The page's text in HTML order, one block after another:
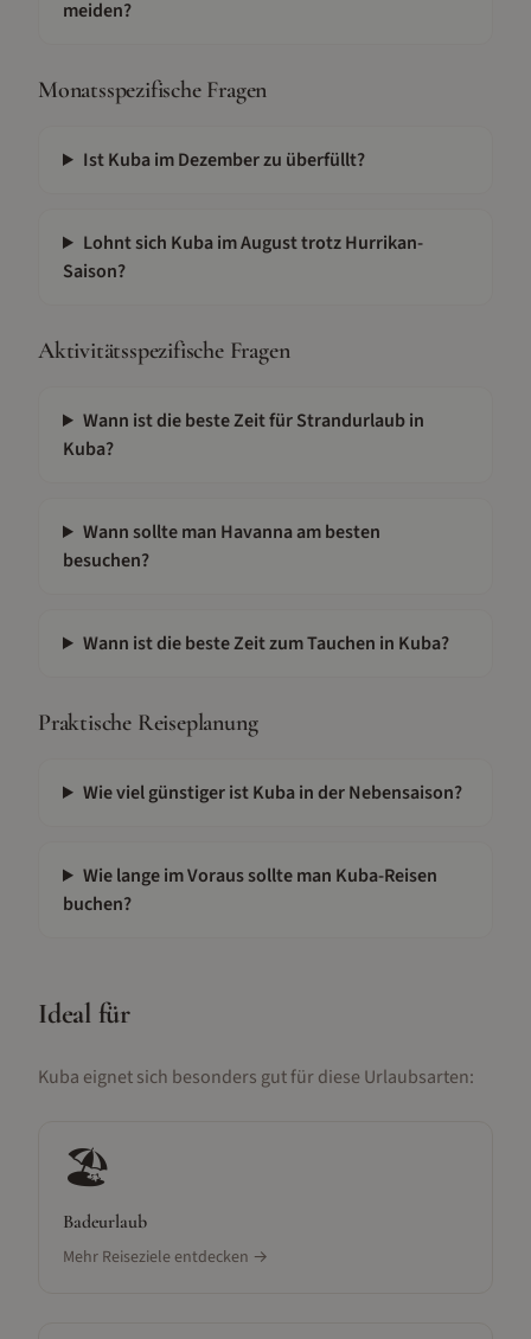
meiden?
Monatsspezifische Fragen
Ist Kuba im Dezember zu überfüllt?
Lohnt sich Kuba im August trotz Hurrikan-
Saison?
Aktivitätsspezifische Fragen
Wann ist die beste Zeit für Strandurlaub in
Kuba?
Wann sollte man Havanna am besten
besuchen?
Wann ist die beste Zeit zum Tauchen in Kuba?
Praktische Reiseplanung
Wie viel günstiger ist Kuba in der Nebensaison?
Wie lange im Voraus sollte man Kuba-Reisen
buchen?
Ideal für
Kuba eignet sich besonders gut für diese Urlaubsarten:
🏖️
Badeurlaub
Mehr Reiseziele entdecken →